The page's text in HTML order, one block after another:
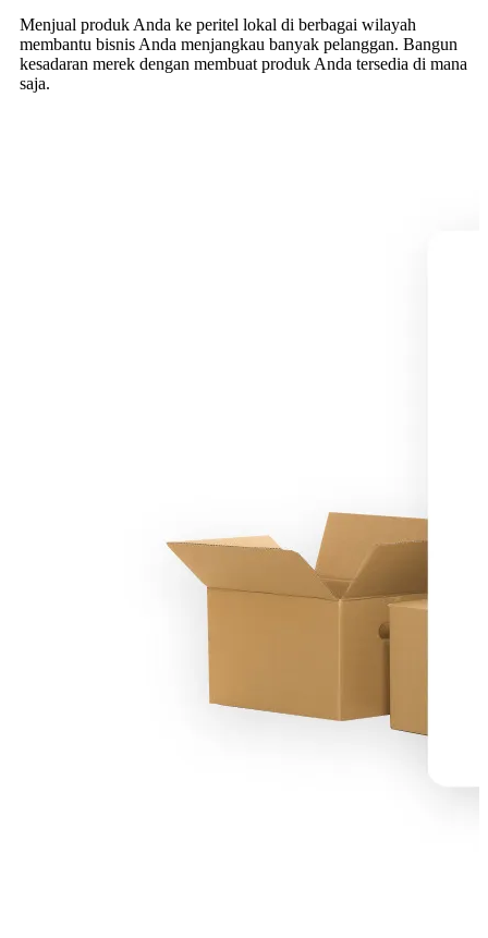
Menjual produk Anda ke peritel lokal di berbagai wilayah
membantu bisnis Anda menjangkau banyak pelanggan. Bangun
kesadaran merek dengan membuat produk Anda tersedia di mana
saja.